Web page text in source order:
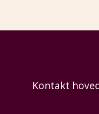
Kontakt